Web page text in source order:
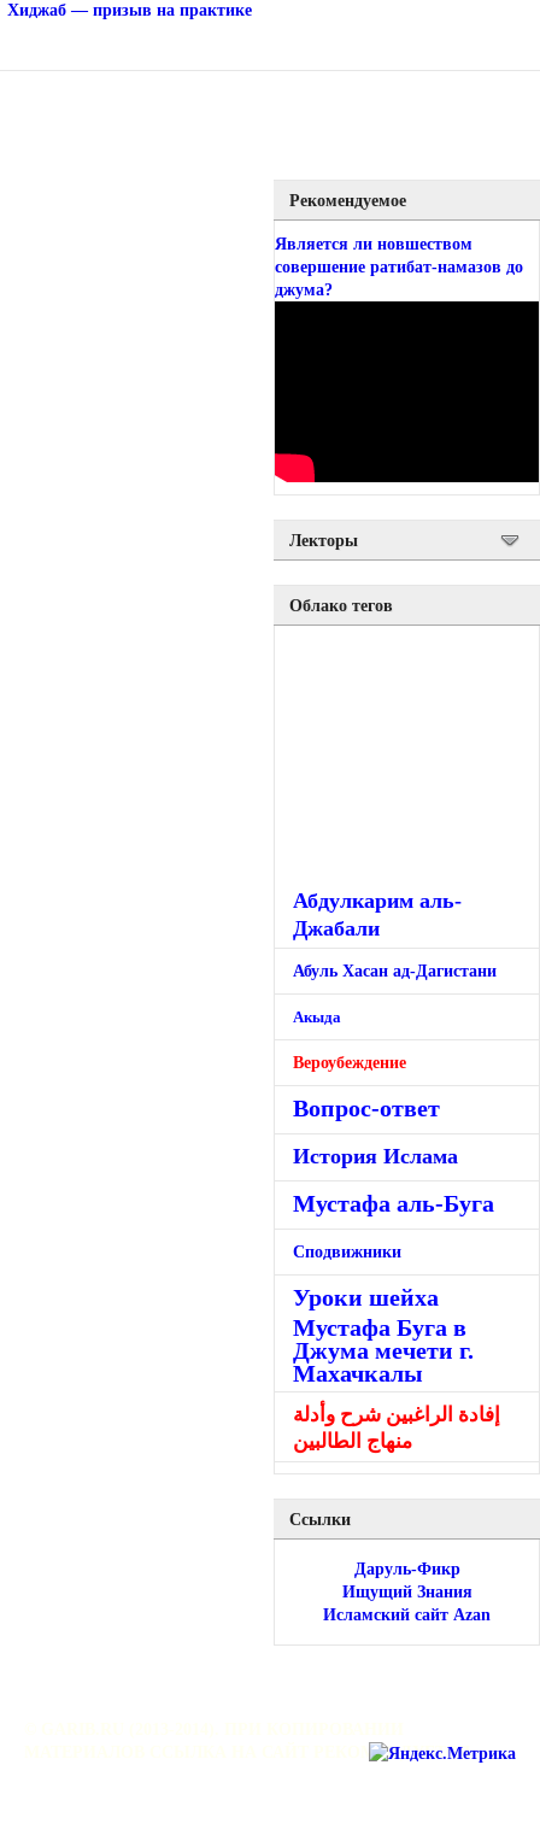
Хиджаб — призыв на практике
Рекомендуемое
Является ли новшеством
совершение ратибат-намазов до
джума?
Лекторы
Облако тегов
Абдулкарим аль-
Джабали
Абуль Хасан ад-Дагистани
Акыда
Вероубеждение
Вопрос-ответ
История Ислама
Мустафа аль-Буга
Сподвижники
Уроки шейха
Мустафа Буга в
Джума мечети г.
Махачкалы
إفادة الراغبين شرح وأدلة
منهاج الطالبين
Ссылки
Даруль-Фикр
Ищущий Знания
Исламский сайт Azan
МАТЕРИАЛОВ ССЫЛКА НА САЙТ РЕКОМЕНДУЕТСЯ.